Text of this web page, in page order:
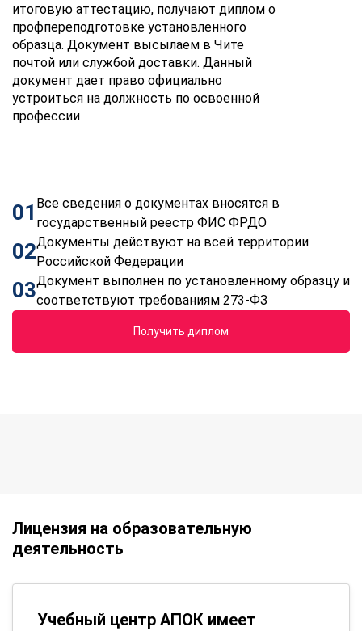
итоговую аттестацию, получают диплом о
профпереподготовке установленного
образца. Документ высылаем в Чите
почтой или службой доставки. Данный
документ дает право официально
устроиться на должность по освоенной
профессии
01 Все сведения о документах вносятся в
государственный реестр ФИС ФРДО
02Документы действуют на всей территории
Российской Федерации
03Документ выполнен по установленному образцу и
соответствуют требованиям 273-ФЗ
Получить диплом
Лицензия на образовательную
деятельность
Учебный центр АПОК имеет